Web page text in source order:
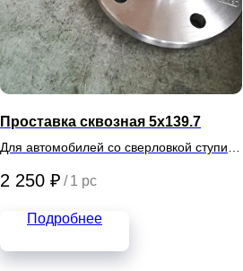
Проставка сквозная 5х139.7
Для автомобилей со сверловкой ступиц
2 250 ₽ / 1 pc
Подробнее